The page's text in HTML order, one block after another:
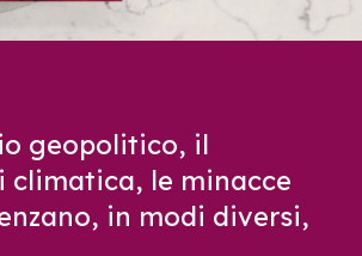
geopolitico, il
le minacce
in modi diversi,